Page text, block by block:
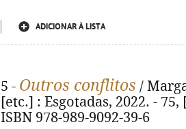
ADICIONAR À LISTA
5 - Outros conflitos /
[etc.] : Esgotadas, 2022. -
ISBN 978-989-9092-39-6